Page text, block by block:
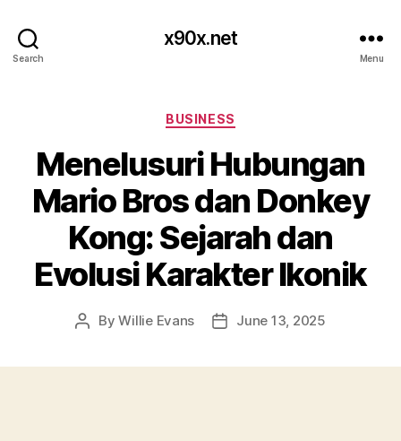
Search
x90x.net
Menu
Categories
BUSINESS
Menelusuri Hubungan
Mario Bros dan Donkey
Kong: Sejarah dan
Evolusi Karakter Ikonik
PostByWillie Evans
PostJune 13, 2025